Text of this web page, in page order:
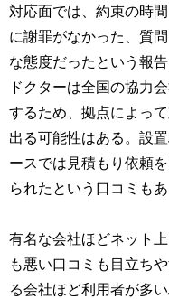
対応面では、約束の時
に謝罪がなかった、質
な態度だったという報
ドクターは全国の協力
するため、拠点によっ
出る可能性はある。設
ースでは見積もり依頼
られたという口コミもあ
有名な会社ほどネット
も悪い口コミも目立ち
る会社ほど利用者が多